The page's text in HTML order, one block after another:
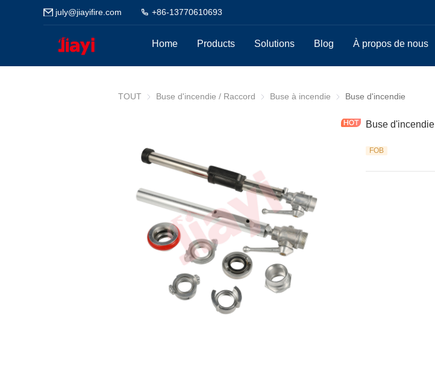
Home Products Solutions Blog À propos de nous
july@jiayifire.com +86-13770610693
TOUT Buse d'incendie / Raccord Buse d'incendie / Raccord
Buse à incendie Buse à incendie
Buse d'incendie
Buse d'incendie
FOB